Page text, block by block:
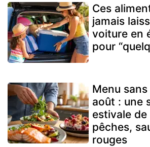
Ces
jamais
voiture en
pour
Menu
août : une
estivale
pêches,
rouges